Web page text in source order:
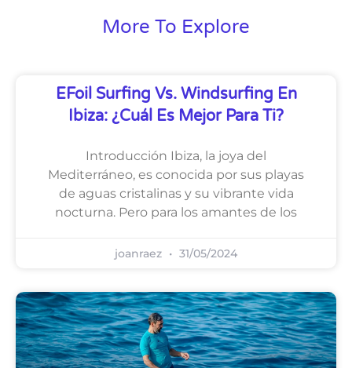
More To Explore
EFoil Surfing Vs. Windsurfing En
Ibiza: ¿Cuál Es Mejor Para Ti?
Introducción Ibiza, la joya del
Mediterráneo, es conocida por sus playas
de aguas cristalinas y su vibrante vida
nocturna. Pero para los amantes de los
joanraez 31/05/2024